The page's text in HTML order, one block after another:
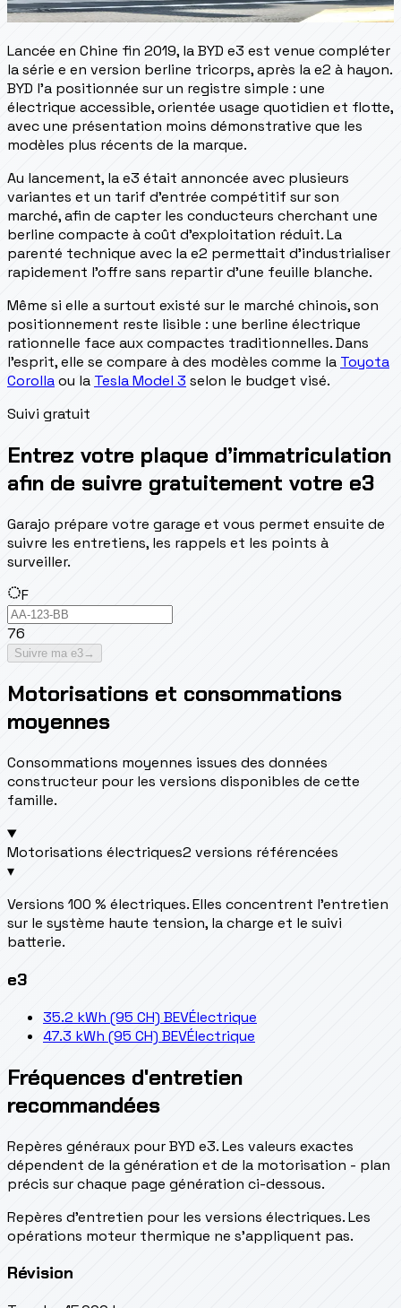
Lancée en Chine fin 2019, la BYD e3 est venue compléter
la série e en version berline tricorps, après la e2 à hayon.
BYD l'a positionnée sur un registre simple : une
électrique accessible, orientée usage quotidien et flotte,
avec une présentation moins démonstrative que les
modèles plus récents de la marque.
Au lancement, la e3 était annoncée avec plusieurs
variantes et un tarif d'entrée compétitif sur son
marché, afin de capter les conducteurs cherchant une
berline compacte à coût d'exploitation réduit. La
parenté technique avec la e2 permettait d'industrialiser
rapidement l'offre sans repartir d'une feuille blanche.
Même si elle a surtout existé sur le marché chinois, son
positionnement reste lisible : une berline électrique
rationnelle face aux compactes traditionnelles. Dans
l'esprit, elle se compare à des modèles comme la Toyota
Corollaou la Tesla Model 3 selon le budget visé.
Suivi gratuit
Entrez votre plaque d’immatriculation
afin de suivre gratuitement votre e3
Garajo prépare votre garage et vous permet ensuite de
suivre les entretiens, les rappels et les points à
surveiller.
F
76
Suivre ma e3 →
Motorisations et consommations
moyennes
Consommations moyennes issues des données
constructeur pour les versions disponibles de cette
famille.
Motorisations électriques2 versions référencées
▾
Versions 100 % électriques. Elles concentrent l’entretien
sur le système haute tension, la charge et le suivi
batterie.
e3
35.2 kWh (95 CH) BEVÉlectrique
47.3 kWh (95 CH) BEVÉlectrique
Fréquences d'entretien
recommandées
Repères généraux pour BYD e3. Les valeurs exactes
dépendent de la génération et de la motorisation - plan
précis sur chaque page génération ci-dessous.
Repères d’entretien pour les versions électriques. Les
opérations moteur thermique ne s’appliquent pas.
Révision